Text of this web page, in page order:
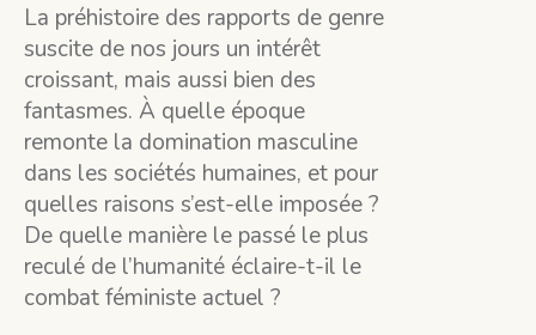
La préhistoire des rapports de genre
suscite de nos jours un intérêt
croissant, mais aussi bien des
fantasmes. À quelle époque
remonte la domination masculine
dans les sociétés humaines, et pour
quelles raisons s’est-elle imposée ?
De quelle manière le passé le plus
reculé de l’humanité éclaire-t-il le
combat féministe actuel ?